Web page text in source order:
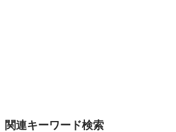
関連キーワード検索